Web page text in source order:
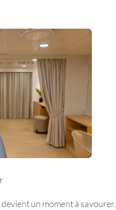
un moment à savourer.